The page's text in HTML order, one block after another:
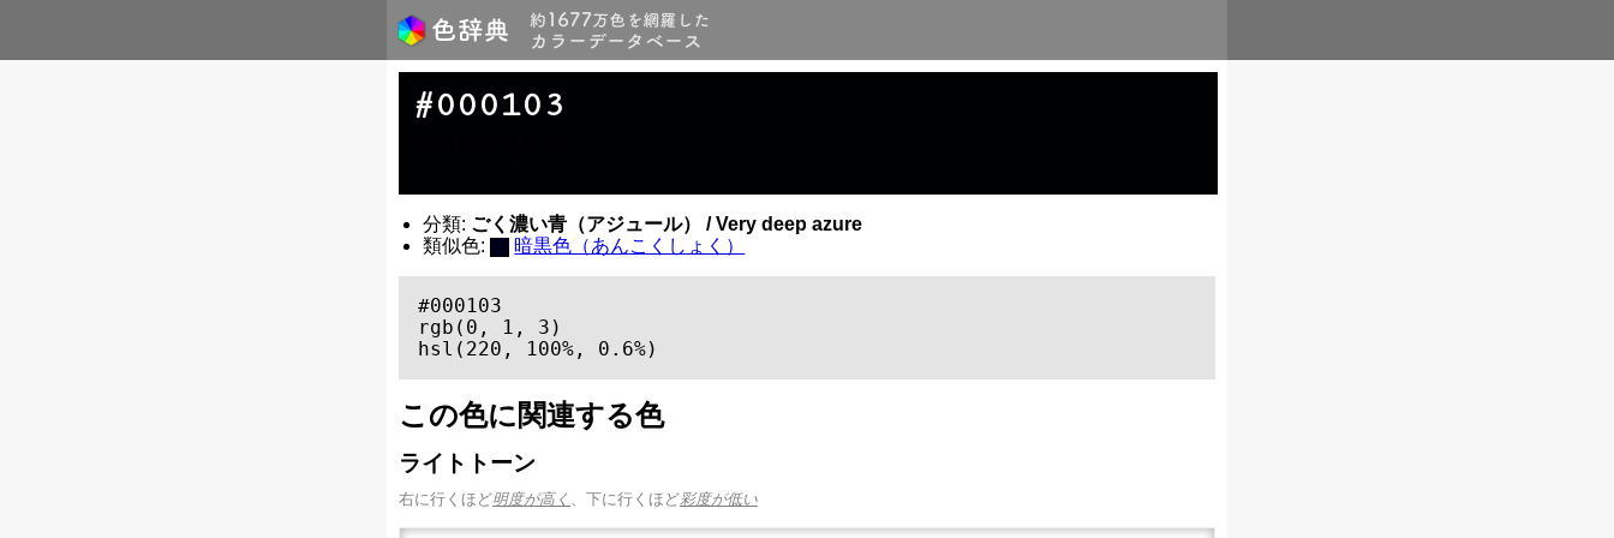
#000103
分類: ごく濃い青（アジュール） / Very deep azure
類似色:
暗黒色（あんこくしょく）
#000103
rgb(0, 1, 3)
hsl(220, 100%, 0.6%)
この色に関連する色
ライトトーン
右に行くほど明度が高く 、下に行くほど彩度が低い